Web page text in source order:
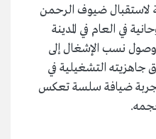
لاستقبال ضيوف الرحمن
في العام في المدينة
وصول نسب الإشغال إلى
جاهزيته التشغيلية في
ضيافة سلسة تعكس